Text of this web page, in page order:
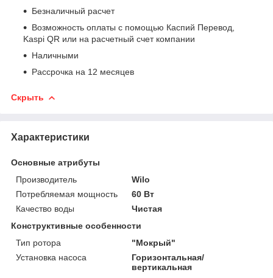
Безналичный расчет
Возможность оплаты с помощью Каспий Перевод,
Kaspi QR или на расчетный счет компании
Наличными
Рассрочка на 12 месяцев
Скрыть
Характеристики
Основные атрибуты
Производитель
Wilo
Потребляемая мощность
60 Вт
Качество воды
Чистая
Конструктивные особенности
Тип ротора
"Мокрый"
Установка насоса
Горизонтальная/
вертикальная